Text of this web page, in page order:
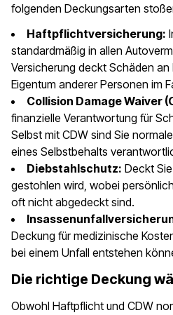
folgenden Deckungsarten
Haftpflichtversicherung:
standardmäßig in allen
Versicherung deckt Schäden
Eigentum anderer Personen im
Collision Damage Waiver
finanzielle Verantwortung für
Selbst mit CDW sind Sie
eines Selbstbehalts
Diebstahlschutz: Deckt
gestohlen wird, wobei
oft nicht abgedeckt sind.
Deckung für medizinische
bei einem Unfall entstehen
Die richtige Deckung
Obwohl Haftpflicht und CDW